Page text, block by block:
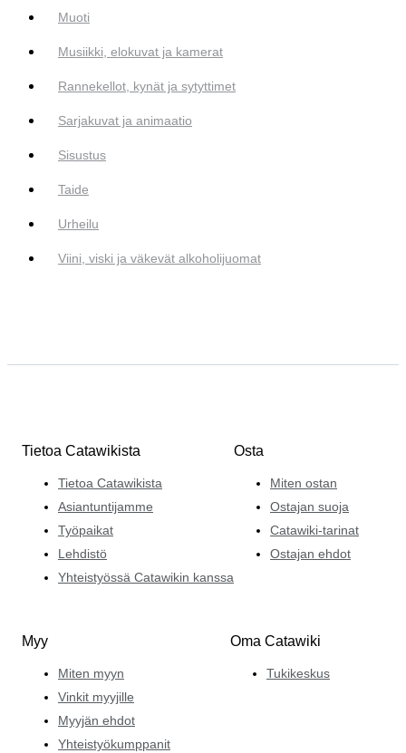
Muoti
Musiikki, elokuvat ja kamerat
Rannekellot, kynät ja sytyttimet
Sarjakuvat ja animaatio
Sisustus
Taide
Urheilu
Viini, viski ja väkevät alkoholijuomat
Tietoa Catawikista
Tietoa Catawikista
Asiantuntijamme
Työpaikat
Lehdistö
Yhteistyössä Catawikin kanssa
Osta
Miten ostan
Ostajan suoja
Catawiki-tarinat
Ostajan ehdot
Myy
Miten myyn
Vinkit myyjille
Myyjän ehdot
Yhteistyökumppanit
Oma Catawiki
Tukikeskus